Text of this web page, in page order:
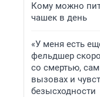
Кому можно
чашек в день
«У меня есть
фельдшер
со смертью,
вызовах и
безысходности